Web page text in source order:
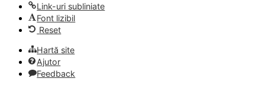
Link-uri subliniate
Font lizibil
Reset
Hartă site
Ajutor
Feedback